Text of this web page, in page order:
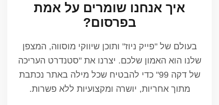
איך אנחנו שומרים על אמת
בפרסום?
בעולם של "פייק ניוז" ותוכן שיווקי מוסווה, המצפן
שלנו הוא האמון שלכם. יצרנו את "סטנדרט העריכה
של דקה 99" כדי להבטיח שכל מילה באתר נכתבת
מתוך אחריות, יושרה ומקצועיות ללא פשרות.